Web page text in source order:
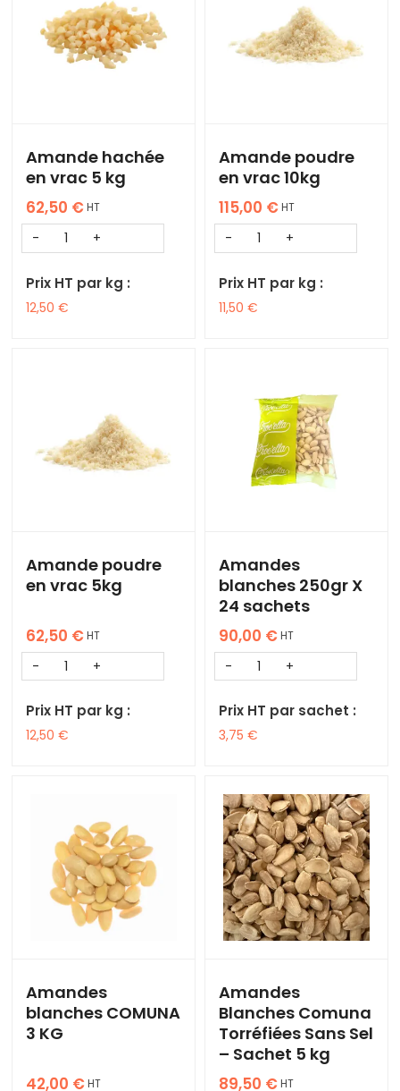
Amande hachée
en vrac 5 kg
62,50 €HT
Prix HT par kg :
12,50 €
Amande poudre
en vrac 10kg
115,00 €HT
Prix HT par kg :
11,50 €
Amande poudre
en vrac 5kg
62,50 €HT
Prix HT par kg :
12,50 €
Amandes
blanches 250gr X
24 sachets
90,00 €HT
Prix HT par sachet :
3,75 €
Amandes
blanches COMUNA
3 KG
42,00 €HT
Amandes
Blanches Comuna
Torréfiées Sans Sel
– Sachet 5 kg
89,50 €HT